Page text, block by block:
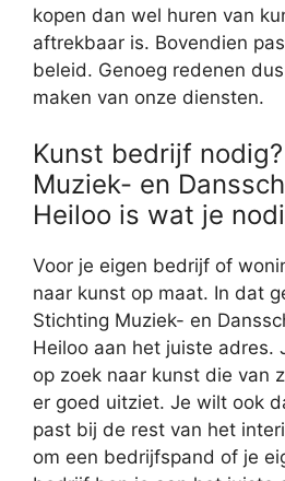
kopen dan wel huren van
aftrekbaar is. Bovendien
beleid. Genoeg redenen
maken van onze diensten.
Kunst bedrijf
Muziek- en
Heiloo is wat je
Voor je eigen bedrijf of
naar kunst op maat. In dat
Stichting Muziek- en
Heiloo aan het juiste adres.
op zoek naar kunst die van
er goed uitziet. Je wilt ook
past bij de rest van het
om een bedrijfspand of je